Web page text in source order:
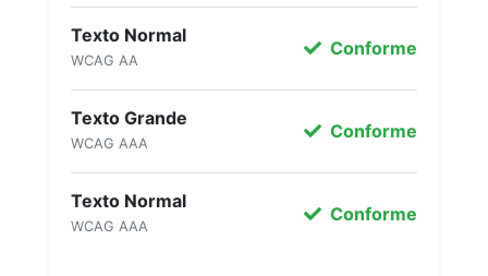
Texto Normal
WCAG AA
Conforme
Texto Grande
WCAG AAA
Conforme
Texto Normal
WCAG AAA
Conforme